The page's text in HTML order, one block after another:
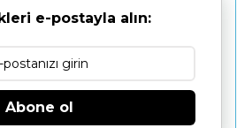
e-postayla alın:
Abone ol